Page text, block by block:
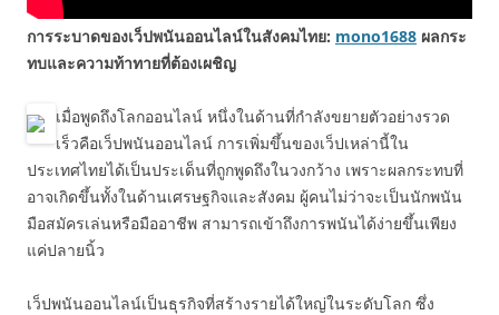
การระบาดของเว็ปพนันออนไลน์ในสังคมไทย: mono1688 ผลกระ
ทบและความท้าทายที่ต้องเผชิญ
เมื่อพูดถึงโลกออนไลน์ หนึ่งในด้านที่กำลังขยายตัวอย่างรวด
เร็วคือเว็ปพนันออนไลน์ การเพิ่มขึ้นของเว็ปเหล่านี้ใน
ประเทศไทยได้เป็นประเด็นที่ถูกพูดถึงในวงกว้าง เพราะผลกระทบที่
อาจเกิดขึ้นทั้งในด้านเศรษฐกิจและสังคม ผู้คนไม่ว่าจะเป็นนักพนัน
มือสมัครเล่นหรือมืออาชีพ สามารถเข้าถึงการพนันได้ง่ายขึ้นเพียง
แค่ปลายนิ้ว
เว็ปพนันออนไลน์เป็นธุรกิจที่สร้างรายได้ใหญ่ในระดับโลก ซึ่ง